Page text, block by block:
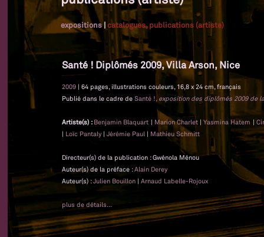
expositions|catalogues, publications (artiste)
Santé ! Diplômés 2009, Villa Arson, Nice
2009 | 64 pages, illustrations couleurs, 16,8 x 24 cm, français
Publié dans le cadre de Santé !, exposition des diplômés 2009 de
Artiste(s) : Benjamin Blaquart | Marion Charlet|Yasmina Hatem |
| Loïc Pantaly| Jérémie Paul | Mathieu Schmitt
Directeur(s) de la publication : Gwénola Ménou
Auteur(s) de la préface :Alain Derey
Auteur(s) :Julien Bouillon | Arnaud Labelle-Rojoux
plus de détails...